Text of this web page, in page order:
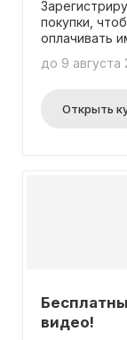
покупки,
оплачивать
промокодов
до 9 августа
Открыть
видео!